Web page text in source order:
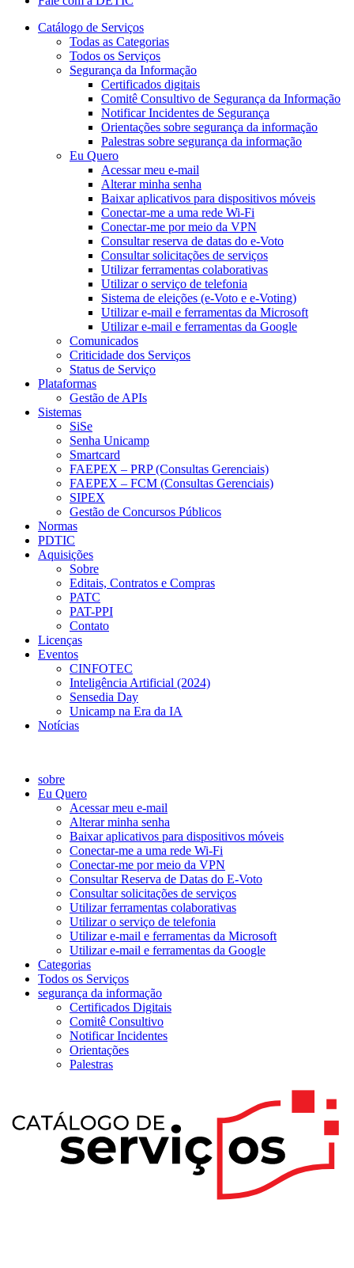
Catálogo de Serviços
Todas as Categorias
Todos os Serviços
Segurança da Informação
Certificados digitais
Comitê Consultivo de Segurança da Informação
Notificar Incidentes de Segurança
Orientações sobre segurança da informação
Palestras sobre segurança da informação
Eu Quero
Acessar meu e-mail
Alterar minha senha
Baixar aplicativos para dispositivos móveis
Conectar-me a uma rede Wi-Fi
Conectar-me por meio da VPN
Consultar reserva de datas do e-Voto
Consultar solicitações de serviços
Utilizar ferramentas colaborativas
Utilizar o serviço de telefonia
Sistema de eleições (e-Voto e e-Voting)
Utilizar e-mail e ferramentas da Microsoft
Utilizar e-mail e ferramentas da Google
Comunicados
Criticidade dos Serviços
Status de Serviço
Plataformas
Gestão de APIs
Sistemas
SiSe
Senha Unicamp
Smartcard
FAEPEX – PRP (Consultas Gerenciais)
FAEPEX – FCM (Consultas Gerenciais)
SIPEX
Gestão de Concursos Públicos
Normas
PDTIC
Aquisições
Sobre
Editais, Contratos e Compras
PATC
PAT-PPI
Contato
Licenças
Eventos
CINFOTEC
Inteligência Artificial (2024)
Sensedia Day
Unicamp na Era da IA
Notícias
sobre
Eu Quero
Acessar meu e-mail
Alterar minha senha
Baixar aplicativos para dispositivos móveis
Conectar-me a uma rede Wi-Fi
Conectar-me por meio da VPN
Consultar Reserva de Datas do E-Voto
Consultar solicitações de serviços
Utilizar ferramentas colaborativas
Utilizar o serviço de telefonia
Utilizar e-mail e ferramentas da Microsoft
Utilizar e-mail e ferramentas da Google
Categorias
Todos os Serviços
segurança da informação
Certificados Digitais
Comitê Consultivo
Notificar Incidentes
Orientações
Palestras